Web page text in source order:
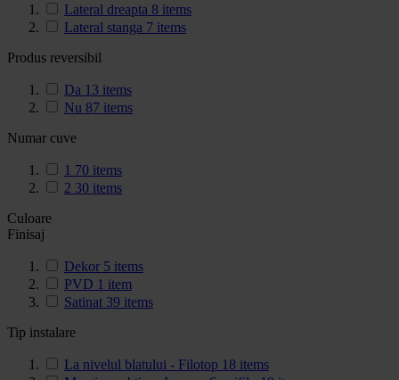
Lateral dreapta 8 items
Lateral stanga 7 items
Produs reversibil
Da 13 items
Nu 87 items
Numar cuve
1 70 items
2 30 items
Culoare
Finisaj
Dekor 5 items
PVD 1 item
Satinat 39 items
Tip instalare
La nivelul blatului - Filotop 18 items